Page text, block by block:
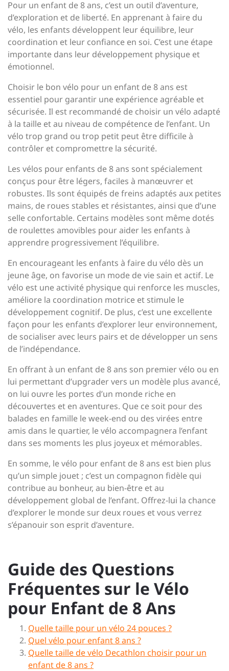
Pour un enfant de 8 ans, c’est un outil d’aventure,
d’exploration et de liberté. En apprenant à faire du
vélo, les enfants développent leur équilibre, leur
coordination et leur confiance en soi. C’est une étape
importante dans leur développement physique et
émotionnel.
Choisir le bon vélo pour un enfant de 8 ans est
essentiel pour garantir une expérience agréable et
sécurisée. Il est recommandé de choisir un vélo adapté
à la taille et au niveau de compétence de l’enfant. Un
vélo trop grand ou trop petit peut être difficile à
contrôler et compromettre la sécurité.
Les vélos pour enfants de 8 ans sont spécialement
conçus pour être légers, faciles à manœuvrer et
robustes. Ils sont équipés de freins adaptés aux petites
mains, de roues stables et résistantes, ainsi que d’une
selle confortable. Certains modèles sont même dotés
de roulettes amovibles pour aider les enfants à
apprendre progressivement l’équilibre.
En encourageant les enfants à faire du vélo dès un
jeune âge, on favorise un mode de vie sain et actif. Le
vélo est une activité physique qui renforce les muscles,
améliore la coordination motrice et stimule le
développement cognitif. De plus, c’est une excellente
façon pour les enfants d’explorer leur environnement,
de socialiser avec leurs pairs et de développer un sens
de l’indépendance.
En offrant à un enfant de 8 ans son premier vélo ou en
lui permettant d’upgrader vers un modèle plus avancé,
on lui ouvre les portes d’un monde riche en
découvertes et en aventures. Que ce soit pour des
balades en famille le week-end ou des virées entre
amis dans le quartier, le vélo accompagnera l’enfant
dans ses moments les plus joyeux et mémorables.
En somme, le vélo pour enfant de 8 ans est bien plus
qu’un simple jouet ; c’est un compagnon fidèle qui
contribue au bonheur, au bien-être et au
développement global de l’enfant. Offrez-lui la chance
d’explorer le monde sur deux roues et vous verrez
s’épanouir son esprit d’aventure.
Guide des Questions
Fréquentes sur le Vélo
pour Enfant de 8 Ans
Quelle taille pour un vélo 24 pouces ?
Quel vélo pour enfant 8 ans ?
Quelle taille de vélo Decathlon choisir pour un
enfant de 8 ans ?